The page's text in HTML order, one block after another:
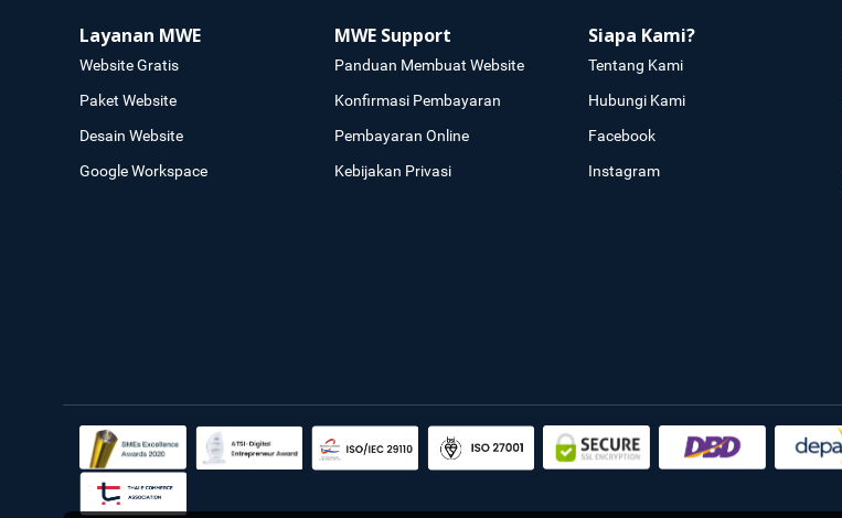
Layanan MWE
Website Gratis
Paket Website
Desain Website
Google Workspace
MWE Support
Panduan Membuat Website
Konfirmasi Pembayaran
Pembayaran Online
Kebijakan Privasi
Siapa Kami?
Tentang Kami
Hubungi Kami
Facebook
Instagram